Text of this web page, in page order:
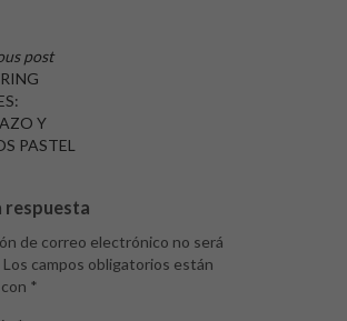
post
Y
PASTEL
respuesta
de correo electrónico no será
Los campos obligatorios están
*